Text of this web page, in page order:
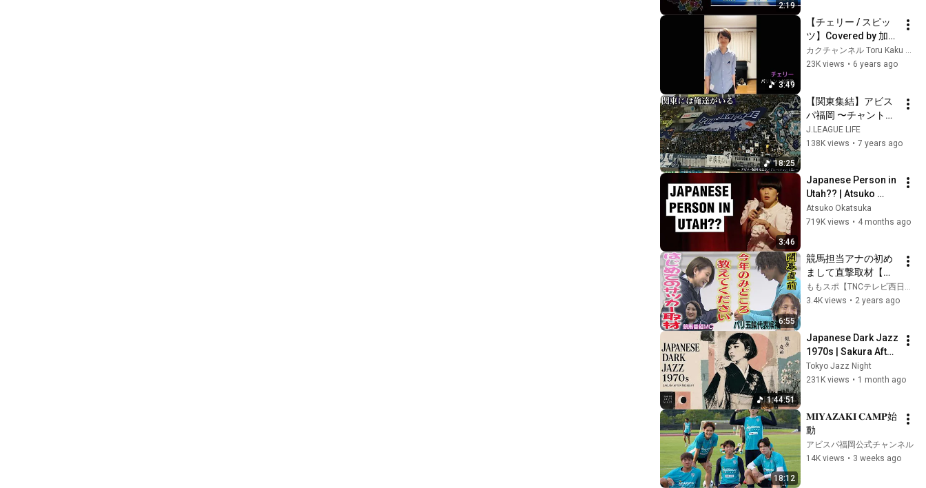
2:19
3:49
【チェリー / スピッ
ツ】Covered by 加耒
徹（バリトン歌手）
カクチャンネル Toru Kaku Official
23K views • 6 years ago
18:25
【関東集結】アビス
パ福岡 〜チャント
集〜
J.LEAGUE LIFE
138K views • 7 years ago
3:46
Japanese Person in
Utah?? | Atsuko
Okatsuka Stand Up
Comedy
Atsuko Okatsuka
719K views • 4 months ago
6:55
競馬担当アナの初め
まして直撃取材【ア
ビスパ福岡編】
（2024/2/24 .OA）｜
ももスポ【TNCテレビ西日本】
3.4K views • 2 years ago
1:44:51
Japanese Dark Jazz
1970s | Sakura After
Midnight
Tokyo Jazz Night
231K views • 1 month ago
18:12
𝐌𝐈𝐘𝐀𝐙𝐀𝐊𝐈 𝐂𝐀𝐌𝐏始
動
アビスパ福岡公式チャンネル
14K views • 3 weeks ago